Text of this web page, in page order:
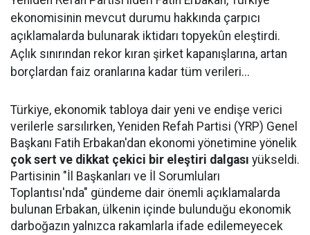
ekonomisinin mevcut durumu hakkında çarpıcı
açıklamalarda bulunarak iktidarı topyekûn eleştirdi.
Açlık sınırından rekor kıran şirket kapanışlarına, artan
borçlardan faiz oranlarına kadar tüm verileri...
Türkiye, ekonomik tabloya dair yeni ve endişe verici
verilerle sarsılırken, Yeniden Refah Partisi (YRP) Genel
Başkanı Fatih Erbakan'dan ekonomi yönetimine yönelik
çok sert ve dikkat çekici bir eleştiri dalgası yükseldi.
Partisinin "İl Başkanları ve İl Sorumluları
Toplantısı'nda" gündeme dair önemli açıklamalarda
bulunan Erbakan, ülkenin içinde bulunduğu ekonomik
darboğazın yalnızca rakamlarla ifade edilemeyecek